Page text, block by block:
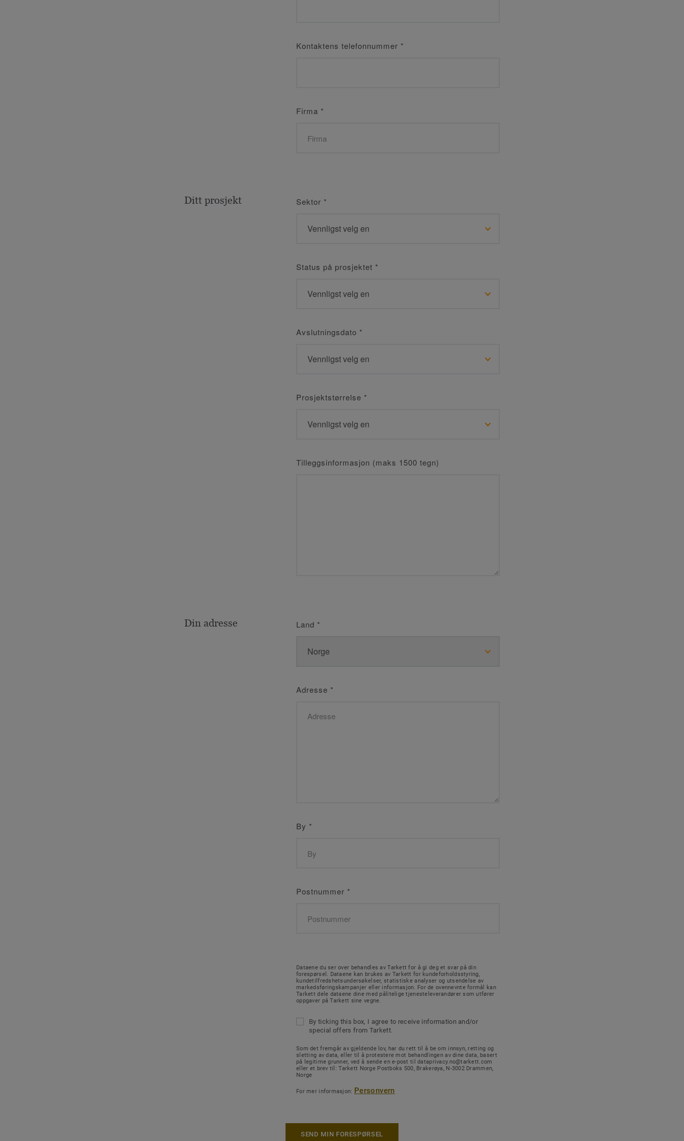
Kontaktens telefonnummer *
Firma *
Ditt prosjekt Sektor *
Status på prosjektet *
Avslutningsdato *
Prosjektstørrelse *
Tilleggsinformasjon (maks 1500 tegn)
Din adresse Land *
Adresse *
By *
Postnummer *
Dataene du ser over behandles av Tarkett for å gi deg et svar på din
forespørsel. Dataene kan brukes av Tarkett for kundeforholdsstyring,
kundetilfredshetsundersøkelser, statistiske analyser og utsendelse av
markedsføringskampanjer eller informasjon. For de ovennevnte formål kan
Tarkett dele dataene dine med pålitelige tjenesteleverandører som utfører
oppgaver på Tarkett sine vegne.
By ticking this box, I agree to receive information and/or
special offers from Tarkett.
Som det fremgår av gjeldende lov, har du rett til å be om innsyn, retting og
sletting av data, eller til å protestere mot behandlingen av dine data, basert
på legitime grunner, ved å sende en e-post til dataprivacy.no@tarkett.com
eller et brev til: Tarkett Norge Postboks 500, Brakerøya, N-3002 Drammen,
Norge
For mer informasjon: Personvern
SEND MIN FORESPØRSEL